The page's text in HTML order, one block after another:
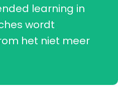
learning in
wordt
het niet meer